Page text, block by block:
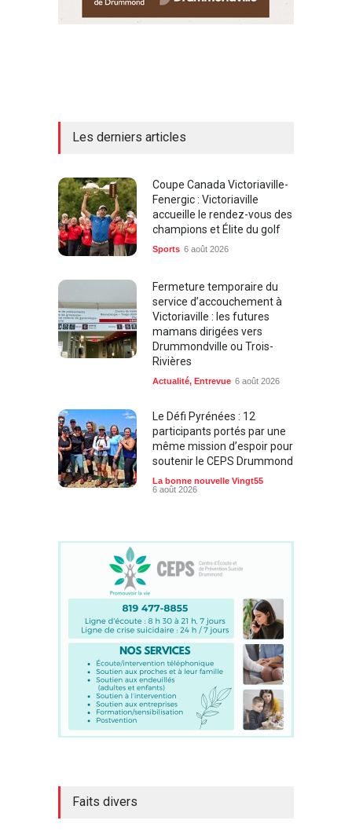
Les derniers articles
Coupe Canada Victoriaville-
Fenergic : Victoriaville
accueille le rendez-vous des
champions et Élite du golf
Fermeture temporaire du
service d’accouchement à
Victoriaville : les futures
mamans dirigées vers
Drummondville ou Trois-
Rivières
Actualité
Le Défi Pyrénées : 12
participants portés par une
même mission d’espoir pour
soutenir le CEPS Drummond
6 août 2026
Faits divers